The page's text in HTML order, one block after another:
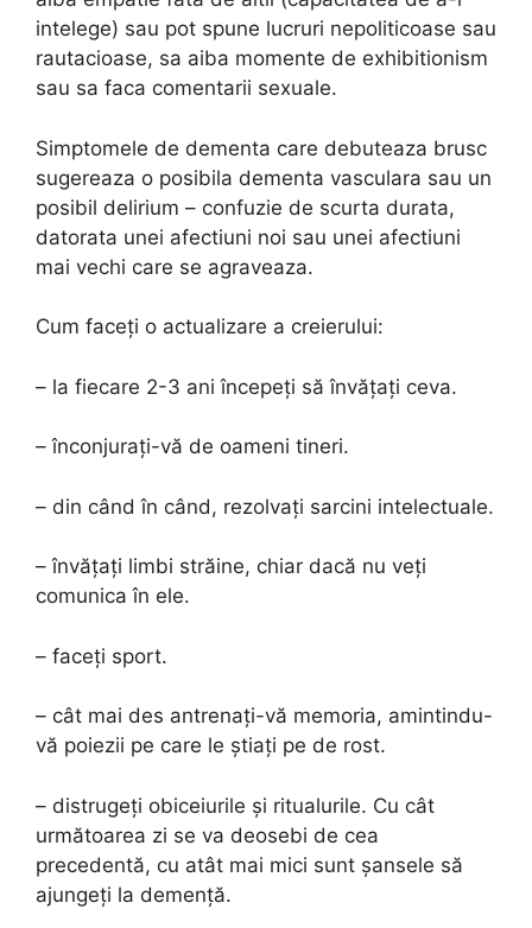
intelege) sau pot spune lucruri nepoliticoase sau
rautacioase, sa aiba momente de exhibitionism
sau sa faca comentarii sexuale.
Simptomele de dementa care debuteaza brusc
sugereaza o posibila dementa vasculara sau un
posibil delirium – confuzie de scurta durata,
datorata unei afectiuni noi sau unei afectiuni
mai vechi care se agraveaza.
Cum faceți o actualizare a creierului:
– la fiecare 2-3 ani începeți să învățați ceva.
– înconjurați-vă de oameni tineri.
– din când în când, rezolvați sarcini intelectuale.
– învățați limbi străine, chiar dacă nu veți
comunica în ele.
– faceți sport.
– cât mai des antrenați-vă memoria, amintindu-
vă poiezii pe care le știați pe de rost.
– distrugeți obiceiurile și ritualurile. Cu cât
următoarea zi se va deosebi de cea
precedentă, cu atât mai mici sunt șansele să
ajungeți la demență.